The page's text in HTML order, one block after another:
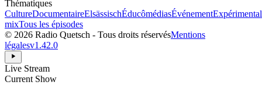
Thématiques
CultureDocumentaireElsässischÉducômédiasÉvénementExpérimental
mixTous les épisodes
© 2026 Radio Quetsch - Tous droits réservésMentions
légalesv1.42.0
Live Stream
Current Show